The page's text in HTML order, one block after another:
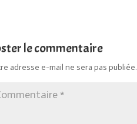
le commentaire
adresse e-mail ne sera pas publiée.